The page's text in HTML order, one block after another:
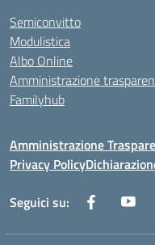
Semiconvitto
Modulistica
Albo Online
Amministrazione
Familyhub
Amministrazione
Privacy Policy
Seguici su: